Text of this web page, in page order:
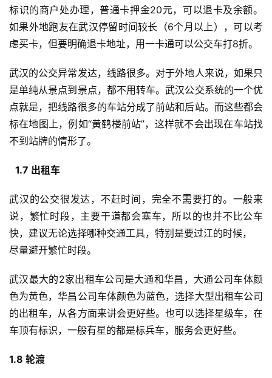
标识的商户处办理，普通卡押金20元，可以退卡及余额。
如果外地跑友在武汉停留时间较长（6个月以上），可以考
虑买卡，但要明确退卡地址，用一卡通可以公交车打8折。
武汉的公交异常发达，线路很多。对于外地人来说，如果只
是单纯从景点到景点，都不用转车。武汉公交系统的一个优
点就是，把线路很多的车站分成了前站和后站。而这些都会
标在地图上，例如“黄鹤楼前站”，这样就不会出现在车站找
不到站牌的情形了。
1.7 出租车
武汉的公交很发达，不赶时间，完全不需要打的。一般来
说，繁忙时段，主要干道都会塞车，所以的也并不比公车
快，建议无论选择哪种交通工具，特别是要过江的时候，
尽量避开繁忙时段。
武汉最大的2家出租车公司是大通和华昌，大通公司车体颜
色为黄色，华昌公司车体颜色为蓝色，选择大型出租车公司
的出租车，从各方面来讲会更好些。也可以选择星级车，在
车顶有标识，一般有星的都是标兵车，服务会更好些。
1.8 轮渡